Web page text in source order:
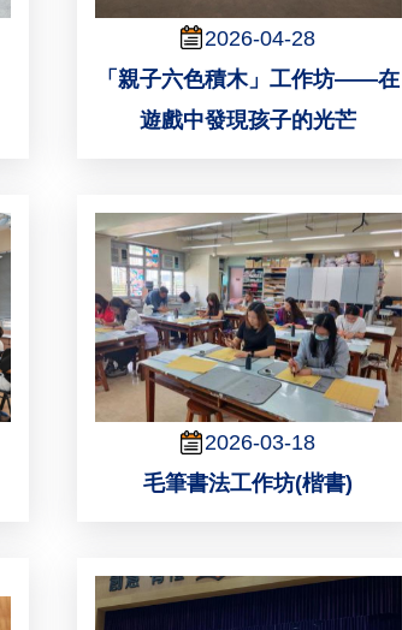
2026-04-28
「親子六色積木」工作坊——在
遊戲中發現孩子的光芒
2026-03-18
毛筆書法工作坊(楷書)